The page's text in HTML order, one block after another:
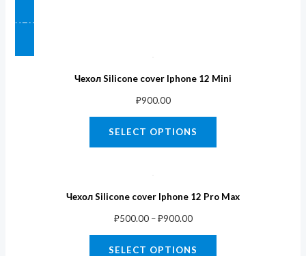
ЧЕХЛЫ XIAOMI
Чехол Silicone cover Iphone 12 Mini
₽900.00
SELECT OPTIONS
Чехол Silicone cover Iphone 12 Pro Max
₽500.00–₽900.00
SELECT OPTIONS